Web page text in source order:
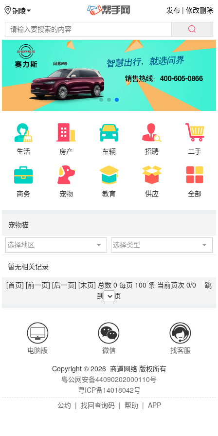
铜陵 发布 |修改删除
生活 房产 车辆 招聘 二手
商务 宠物 教育 供应 全部
宠物猫
选择地区 选择类型
暂无相关记录
[首页] [前一页] [后一页] [末页] 总数 0 每页 100 条 当前页次 0/0 跳
到
页
电脑版 微信
找客服
Copyright © 2026 商道网络 版权所有
粤公网安备44090202000110号
粤ICP备14018042号
公约 | 找回查询码 | 帮助 | APP